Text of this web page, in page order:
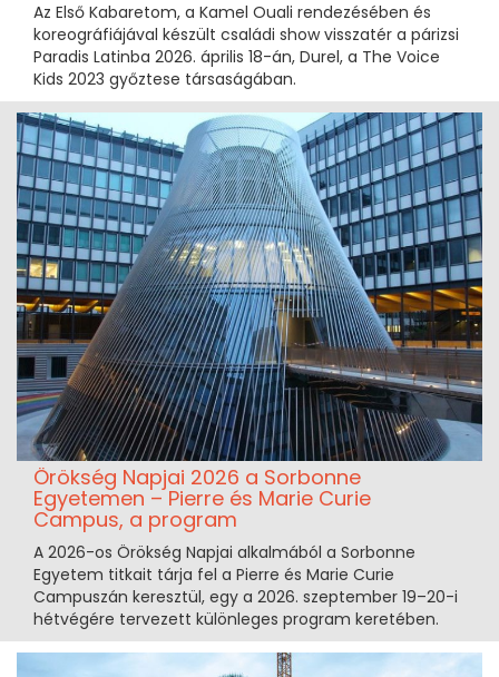
Az Első Kabaretom, a Kamel Ouali rendezésében és
koreográfiájával készült családi show visszatér a párizsi
Paradis Latinba 2026. április 18-án, Durel, a The Voice
Kids 2023 győztese társaságában.
Örökség Napjai 2026 a Sorbonne
Egyetemen – Pierre és Marie Curie
Campus, a program
A 2026-os Örökség Napjai alkalmából a Sorbonne
Egyetem titkait tárja fel a Pierre és Marie Curie
Campuszán keresztül, egy a 2026. szeptember 19–20-i
hétvégére tervezett különleges program keretében.